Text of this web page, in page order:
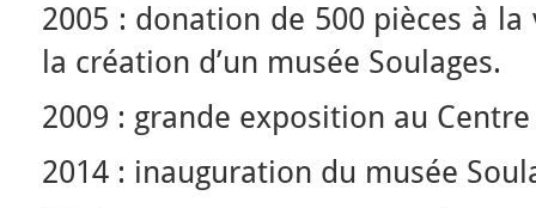
2005 : donation de 500 pièces à la
la création d’un musée Soulages.
2009 : grande exposition au
2014 : inauguration du musée